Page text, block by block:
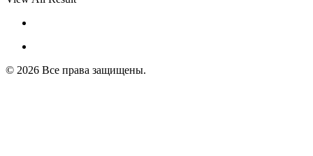
© 2026 Все права защищены.